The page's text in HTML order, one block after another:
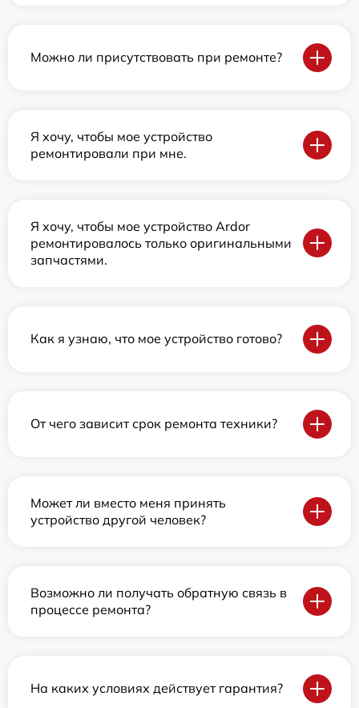
Можно ли присутствовать при ремонте?
Я хочу, чтобы мое устройство
ремонтировали при мне.
Я хочу, чтобы мое устройство Ardor
ремонтировалось только оригинальными
запчастями.
Как я узнаю, что мое устройство готово?
От чего зависит срок ремонта техники?
Может ли вместо меня принять
устройство другой человек?
Возможно ли получать обратную связь в
процессе ремонта?
На каких условиях действует гарантия?